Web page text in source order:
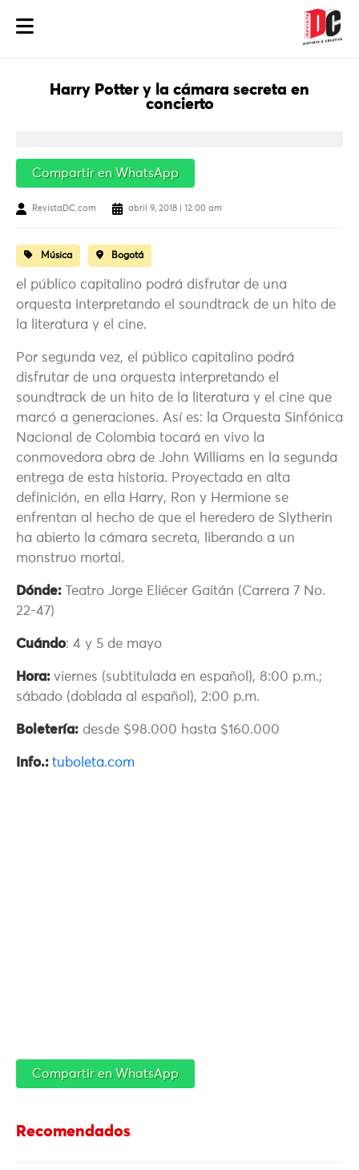
Harry Potter y la cámara secreta en
concierto
Compartir en WhatsApp
RevistaDC.com abril 9, 2018 | 12:00 am
Música Bogotá
el público capitalino podrá disfrutar de una
orquesta interpretando el soundtrack de un hito de
la literatura y el cine.
Por segunda vez, el público capitalino podrá
disfrutar de una orquesta interpretando el
soundtrack de un hito de la literatura y el cine que
marcó a generaciones. Así es: la Orquesta Sinfónica
Nacional de Colombia tocará en vivo la
conmovedora obra de John Williams en la segunda
entrega de esta historia. Proyectada en alta
definición, en ella Harry, Ron y Hermione se
enfrentan al hecho de que el heredero de Slytherin
ha abierto la cámara secreta, liberando a un
monstruo mortal.
Dónde:
Teatro Jorge Eliécer Gaitán (Carrera 7 No.
22-47)
Cuándo: 4 y 5 de mayo
Hora: viernes (subtitulada en español), 8:00 p.m.;
sábado (doblada al español), 2:00 p.m.
Boletería: desde $98.000 hasta $160.000
Info.: tuboleta.com
Compartir en WhatsApp
Recomendados